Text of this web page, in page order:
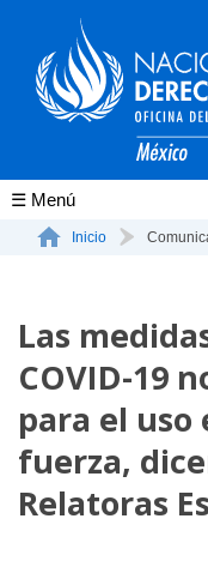
Conócenos
La ONU-DH en México
Vacantes ONU-DH
ONU-DH en el tiempo
Inicio
Las
COVID-19
para el uso
fuerza,
Relatoras